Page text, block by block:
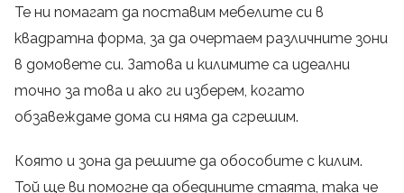
Те ни помагат да поставим мебелите си в
квадратна форма, за да очертаем различните зони
в домовете си. Затова и килимите са идеални
точно за това и ако ги изберем, когато
обзавеждаме дома си няма да сгрешим.
Която и зона да решите да обособите с килим.
Той ще ви помогне да обедините стаята, така че